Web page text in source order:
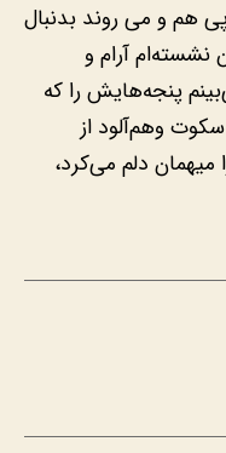
هم و می روند بدنبال
آرام و
پنجه‌هایش را که
وهم‌آلود از
میهمان دلم می‌کرد،